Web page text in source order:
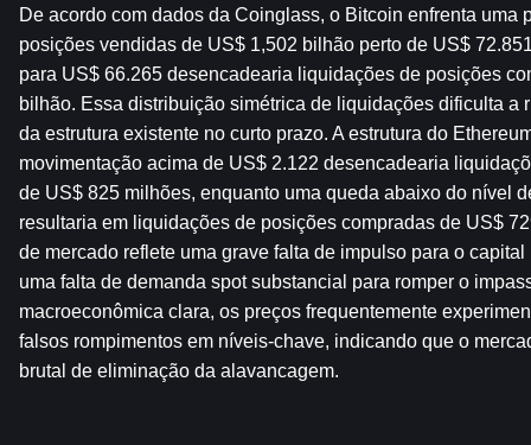
De acordo com dados da Coinglass, o Bitcoin enfrenta uma
posições vendidas de US$ 1,502 bilhão perto de US$
para US$ 66.265 desencadearia liquidações de posições
bilhão. Essa distribuição simétrica de liquidações dificulta a
da estrutura existente no curto prazo. A estrutura do
movimentação acima de US$ 2.122 desencadearia
de US$ 825 milhões, enquanto uma queda abaixo do nível
resultaria em liquidações de posições compradas de US$
de mercado reflete uma grave falta de impulso para o
uma falta de demanda spot substancial para romper o
macroeconômica clara, os preços frequentemente
falsos rompimentos em níveis-chave, indicando que o
brutal de eliminação da alavancagem.